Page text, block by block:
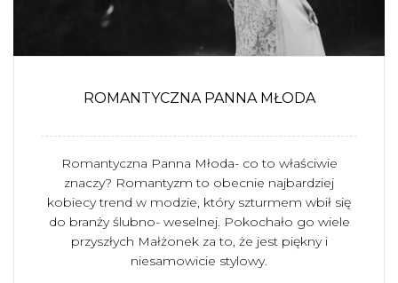
ROMANTYCZNA PANNA MŁODA
Romantyczna Panna Młoda- co to właściwie
znaczy? Romantyzm to obecnie najbardziej
kobiecy trend w modzie, który szturmem wbił się
do branży ślubno- weselnej. Pokochało go wiele
przyszłych Małżonek za to, że jest piękny i
niesamowicie stylowy.